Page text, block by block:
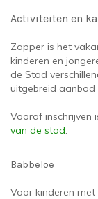
Activiteiten en
Zapper is het
kinderen en
de Stad
uitgebreid aanbod
Vooraf inschrijven
van de stad.
Babbeloe
Voor kinderen met